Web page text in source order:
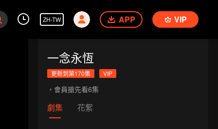
ZH-TW APP VIP
一念永恆
更新到第170集 VIP
，會員搶先看6集
劇集 花絮